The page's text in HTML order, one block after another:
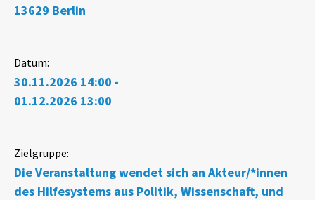
13629 Berlin
Datum:
30.11.2026 14:00 -
01.12.2026 13:00
Zielgruppe:
Die Veranstaltung wendet sich an Akteur/*innen
des Hilfesystems aus Politik, Wissenschaft, und